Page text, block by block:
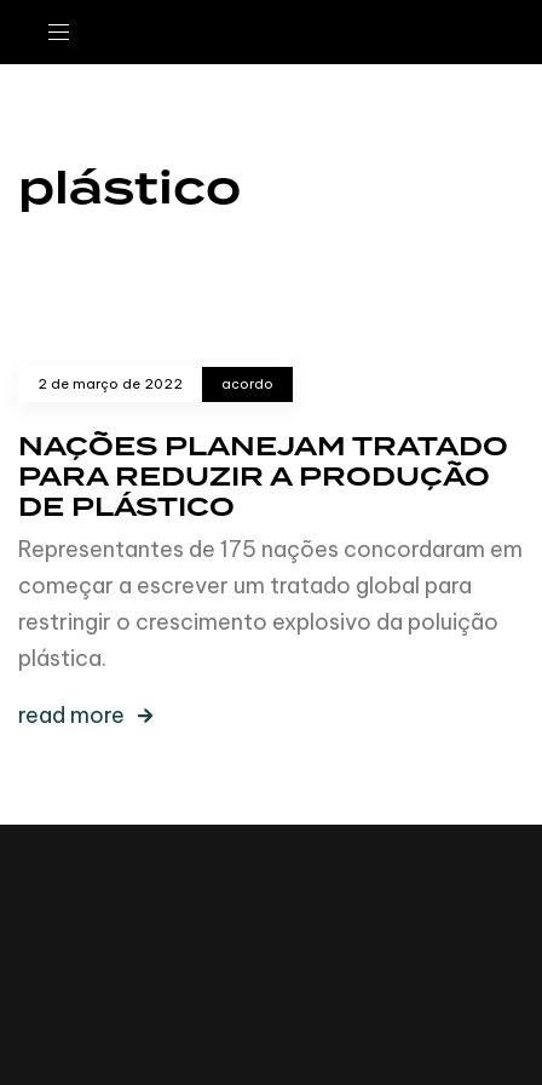
plástico
2 de março de 2022 acordo
NAÇÕES PLANEJAM TRATADO
PARA REDUZIR A PRODUÇÃO
DE PLÁSTICO
Representantes de 175 nações concordaram em
começar a escrever um tratado global para
restringir o crescimento explosivo da poluição
plástica.
read more